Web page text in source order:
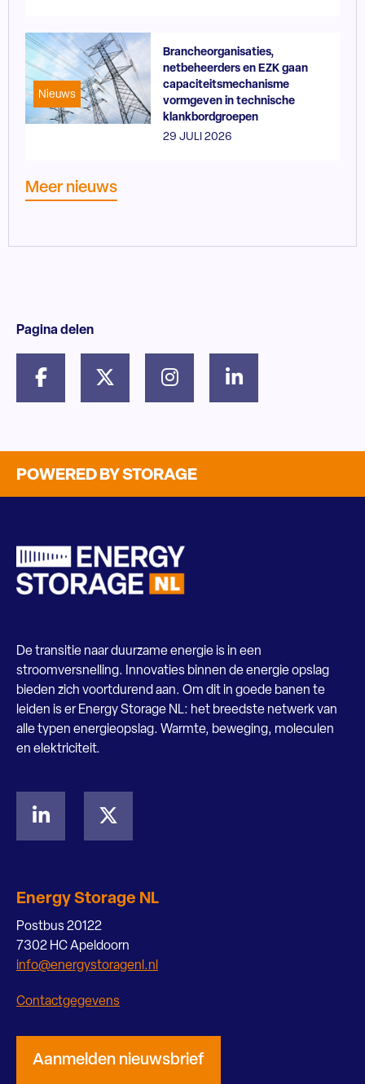
Nieuws
Brancheorganisaties,
netbeheerders en EZK gaan
capaciteitsmechanisme
vormgeven in technische
klankbordgroepen
29 JULI 2026
Meer nieuws
Pagina delen
POWERED BY STORAGE
De transitie naar duurzame energie is in een
stroomversnelling. Innovaties binnen de energie opslag
bieden zich voortdurend aan. Om dit in goede banen te
leiden is er Energy Storage NL: het breedste netwerk van
alle typen energieopslag. Warmte, beweging, moleculen
en elektriciteit.
Energy Storage NL
Postbus 20122
7302 HC Apeldoorn
info@energystoragenl.nl
Contactgegevens
Aanmelden nieuwsbrief